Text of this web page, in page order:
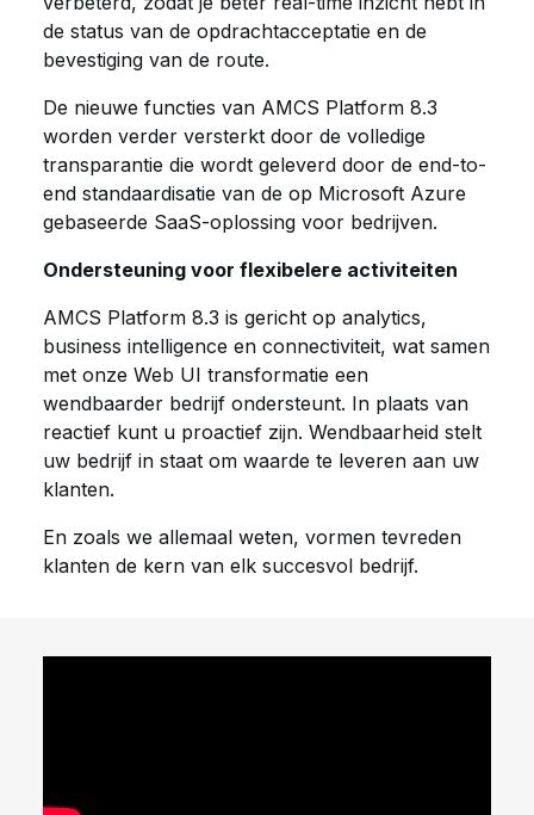
de status van de opdrachtacceptatie en de
bevestiging van de route.
De nieuwe functies van AMCS Platform 8.3
worden verder versterkt door de volledige
transparantie die wordt geleverd door de end-to-
end standaardisatie van de op Microsoft Azure
gebaseerde SaaS-oplossing voor bedrijven.
Ondersteuning voor flexibelere activiteiten
AMCS Platform 8.3 is gericht op analytics,
business intelligence en connectiviteit, wat samen
met onze Web UI transformatie een
wendbaarder bedrijf ondersteunt. In plaats van
reactief kunt u proactief zijn. Wendbaarheid stelt
uw bedrijf in staat om waarde te leveren aan uw
klanten.
En zoals we allemaal weten, vormen tevreden
klanten de kern van elk succesvol bedrijf.